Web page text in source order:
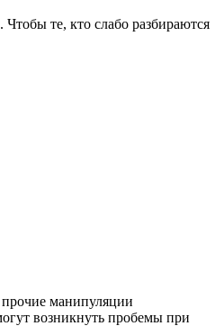
те, кто слабо разбираются
прочие манипуляции
возникнуть пробемы при